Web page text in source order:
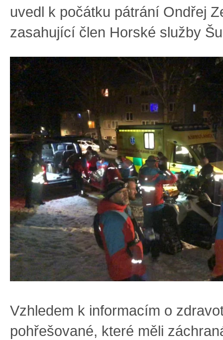
uvedl k počátku pátrání Ondřej
zasahující člen Horské služby
Vzhledem k informacím o
pohřešované, které měli